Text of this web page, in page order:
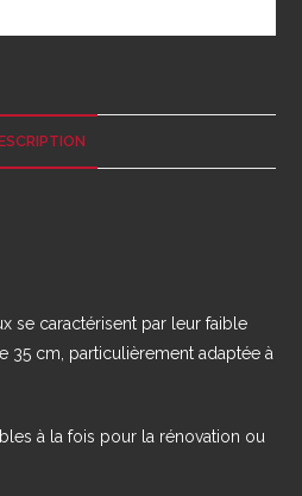
se caractérisent par leur faible
35 cm, particulièrement adaptée à
à la fois pour la rénovation ou